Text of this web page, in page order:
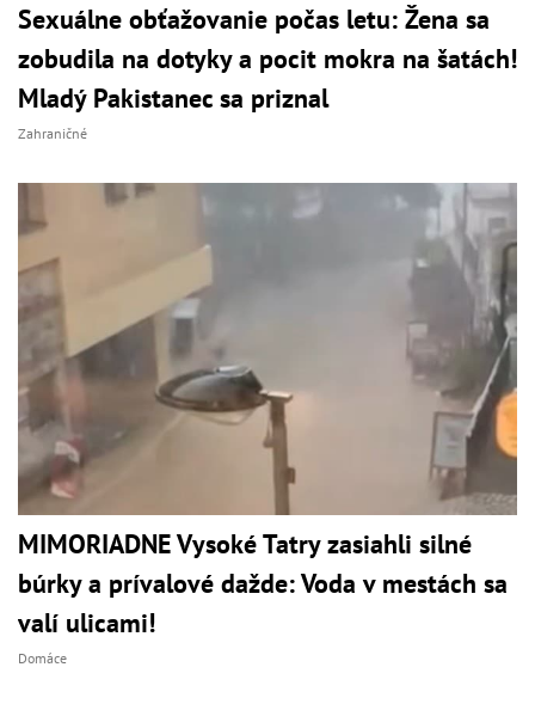
Sexuálne obťažovanie počas letu: Žena sa
zobudila na dotyky a pocit mokra na šatách!
Mladý Pakistanec sa priznal
Zahraničné
MIMORIADNE Vysoké Tatry zasiahli silné
búrky a prívalové dažde: Voda v mestách sa
valí ulicami!
Domáce